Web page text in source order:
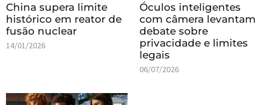
China supera limite
histórico em reator de
fusão nuclear
14/01/2026
Óculos inteligentes
com câmera levantam
debate sobre
privacidade e limites
legais
06/07/2026